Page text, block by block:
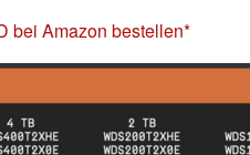
bei Amazon bestellen